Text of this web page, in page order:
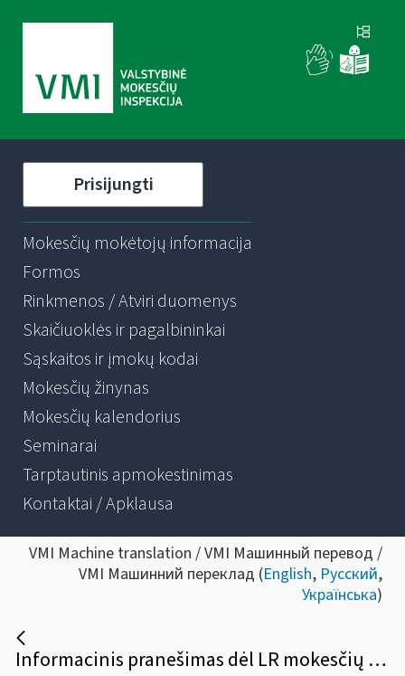
Prisijungti
Mokesčių mokėtojų informacija
Formos
Rinkmenos / Atviri duomenys
Skaičiuoklės ir pagalbininkai
Sąskaitos ir įmokų kodai
Mokesčių žinynas
Mokesčių kalendorius
Seminarai
Tarptautinis apmokestinimas
Kontaktai / Apklausa
VMI Machine translation / VMI Машинный перевод /
VMI Машинний переклад (English, Русский,
Українська)
Informacinis pranešimas dėl LR mokesčių administravimo įstatymo ir kitų teisės aktų pakeitimo